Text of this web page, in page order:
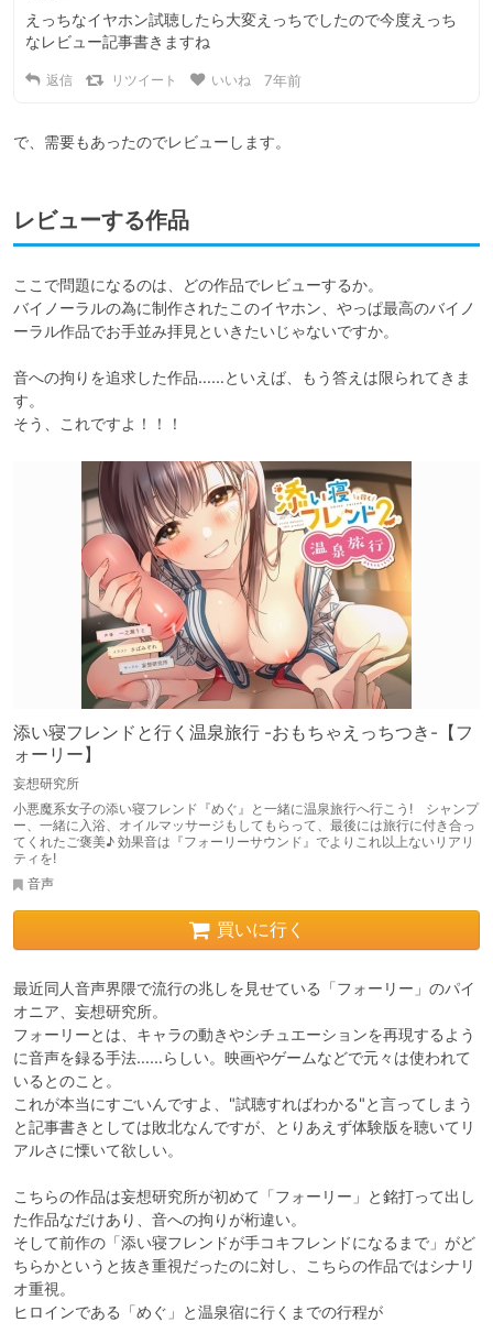
えっちなイヤホン試聴したら大変えっちでしたので今度えっち
なレビュー記事書きますね
返信 リツイート いいね 7年前
レビューする作品
ここで問題になるのは、どの作品でレビューするか。
バイノーラルの為に制作されたこのイヤホン、やっぱ最高のバイノ
ーラル作品でお手並み拝見といきたいじゃないですか。
音への拘りを追求した作品……といえば、もう答えは限られてきま
す。
そう、これですよ！！！
添い寝フレンドと行く温泉旅行 -おもちゃえっちつき-【フ
ォーリー】
妄想研究所
小悪魔系女子の添い寝フレンド『めぐ』と一緒に温泉旅行へ行こう! シャンプ
ー、一緒に入浴、オイルマッサージもしてもらって、最後には旅行に付き合っ
てくれたご褒美♪ 効果音は『フォーリーサウンド』でよりこれ以上ないリアリ
ティを!
音声
買いに行く
最近同人音声界隈で流行の兆しを見せている「フォーリー」のパイ
オニア、妄想研究所。
フォーリーとは、キャラの動きやシチュエーションを再現するよう
に音声を録る手法……らしい。映画やゲームなどで元々は使われて
いるとのこと。
これが本当にすごいんですよ、"試聴すればわかる"と言ってしまう
と記事書きとしては敗北なんですが、とりあえず体験版を聴いてリ
アルさに慄いて欲しい。
こちらの作品は妄想研究所が初めて「フォーリー」と銘打って出し
た作品なだけあり、音への拘りが桁違い。
そして前作の「添い寝フレンドが手コキフレンドになるまで」がど
ちらかというと抜き重視だったのに対し、こちらの作品ではシナリ
オ重視。
ヒロインである「めぐ」と温泉宿に行くまでの行程が